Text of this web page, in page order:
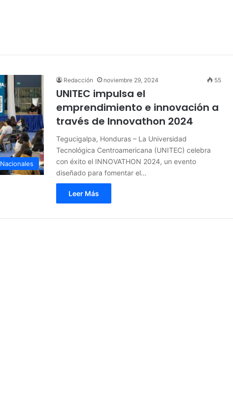
Nacionales
Redacción noviembre 29, 2024 55
UNITEC impulsa el
emprendimiento e innovación a
través de Innovathon 2024
Tegucigalpa, Honduras – La Universidad
Tecnológica Centroamericana (UNITEC) celebra
con éxito el INNOVATHON 2024, un evento
diseñado para fomentar el…
Leer Más